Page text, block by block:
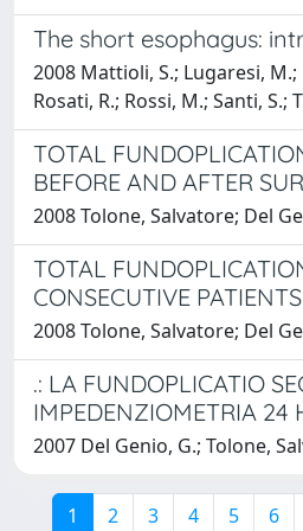
The short esophagus:
2008 Mattioli, S.; Lugaresi,
Rosati, R.; Rossi, M.; Santi, S.;
TOTAL
BEFORE AND AFTER
2008 Tolone, Salvatore; Del
TOTAL
CONSECUTIVE
2008 Tolone, Salvatore; Del
.: LA FUNDOPLICATIO
IMPEDENZIOMETRIA 24
2007 Del Genio, G.; Tolone,
1 2 3 4 5 6